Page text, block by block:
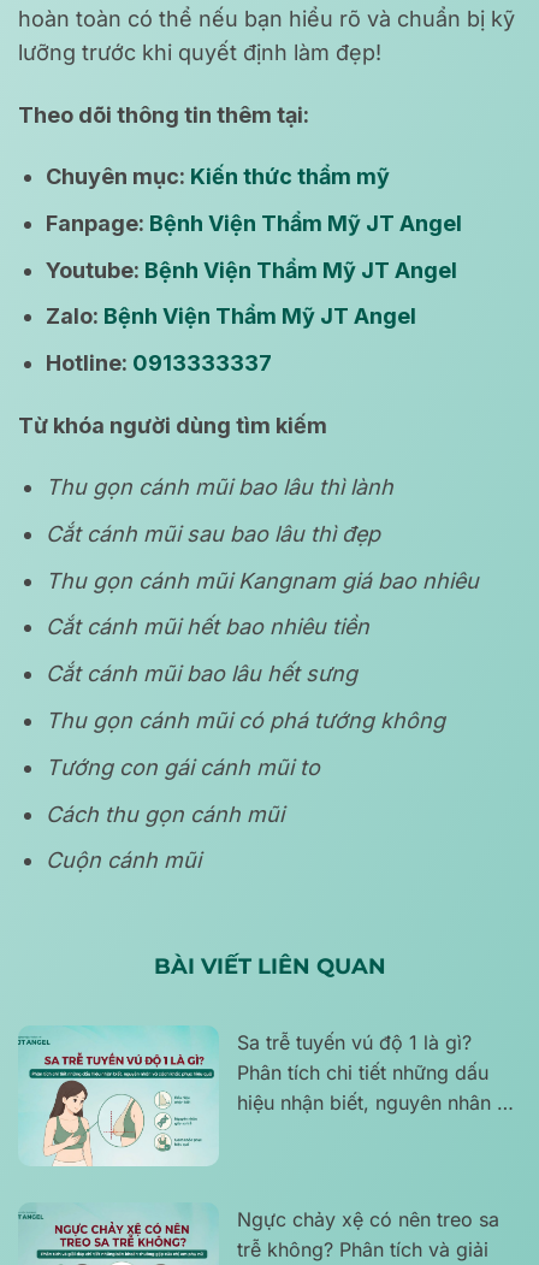
hoàn toàn có thể nếu bạn hiểu rõ và chuẩn bị kỹ
lưỡng trước khi quyết định làm đẹp!
Theo dõi thông tin thêm tại:
Chuyên mục: Kiến thức thẩm mỹ
Fanpage: Bệnh Viện Thẩm Mỹ JT Angel
Youtube: Bệnh Viện Thẩm Mỹ JT Angel
Zalo: Bệnh Viện Thẩm Mỹ JT Angel
Hotline: 0913333337
Từ khóa người dùng tìm kiếm
Thu gọn cánh mũi bao lâu thì lành
Cắt cánh mũi sau bao lâu thì đẹp
Thu gọn cánh mũi Kangnam giá bao nhiêu
Cắt cánh mũi hết bao nhiêu tiền
Cắt cánh mũi bao lâu hết sưng
Thu gọn cánh mũi có phá tướng không
Tướng con gái cánh mũi to
Cách thu gọn cánh mũi
Cuộn cánh mũi
BÀI VIẾT LIÊN QUAN
Sa trễ tuyến vú độ 1 là gì?
Phân tích chi tiết những dấu
hiệu nhận biết, nguyên nhân và
Ngực chảy xệ có nên treo sa
trễ không? Phân tích và giải